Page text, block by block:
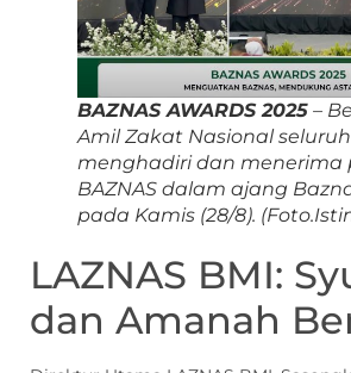
BAZNAS AWARDS 2025 –
Amil Zakat Nasional
menghadiri dan menerima
BAZNAS dalam ajang
pada Kamis (28/8).
LAZNAS BMI:
dan Amanah